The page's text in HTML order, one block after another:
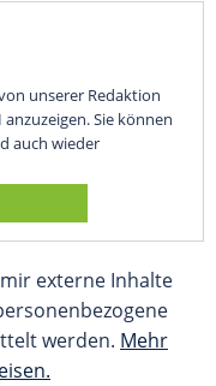
unserer Redaktion
Sie können
auch wieder
externe Inhalte
werden. Mehr